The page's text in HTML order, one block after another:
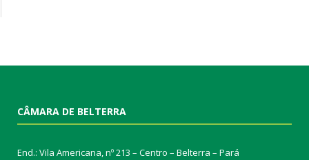
CÂMARA DE BELTERRA
End.: Vila Americana, nº 213 – Centro – Belterra – Pará